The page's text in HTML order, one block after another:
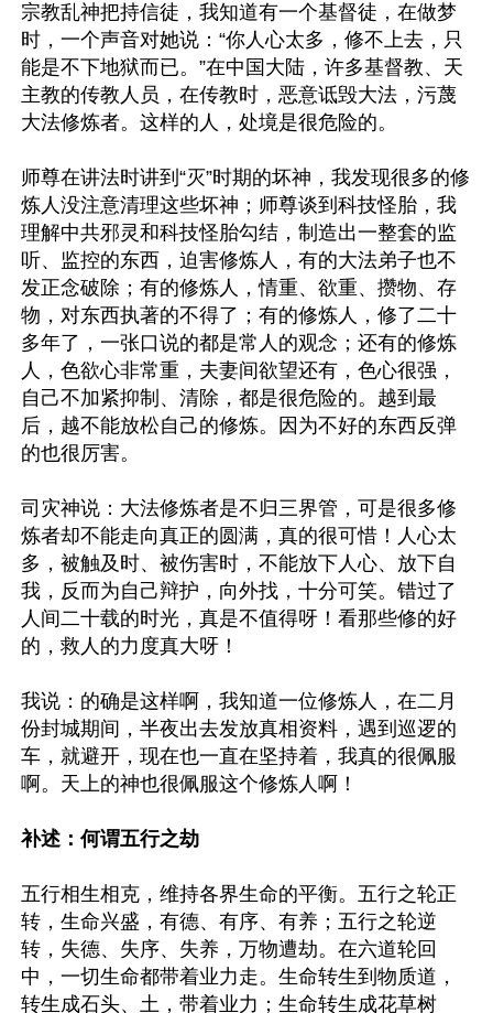
宗教乱神把持信徒，我知道有一个基督徒，在做梦
时，一个声音对她说：“你人心太多，修不上去，只
能是不下地狱而已。”在中国大陆，许多基督教、天
主教的传教人员，在传教时，恶意诋毁大法，污蔑
大法修炼者。这样的人，处境是很危险的。
师尊在讲法时讲到“灭”时期的坏神，我发现很多的修
炼人没注意清理这些坏神；师尊谈到科技怪胎，我
理解中共邪灵和科技怪胎勾结，制造出一整套的监
听、监控的东西，迫害修炼人，有的大法弟子也不
发正念破除；有的修炼人，情重、欲重、攒物、存
物，对东西执著的不得了；有的修炼人，修了二十
多年了，一张口说的都是常人的观念；还有的修炼
人，色欲心非常重，夫妻间欲望还有，色心很强，
自己不加紧抑制、清除，都是很危险的。越到最
后，越不能放松自己的修炼。因为不好的东西反弹
的也很厉害。
司灾神说：大法修炼者是不归三界管，可是很多修
炼者却不能走向真正的圆满，真的很可惜！人心太
多，被触及时、被伤害时，不能放下人心、放下自
我，反而为自己辩护，向外找，十分可笑。错过了
人间二十载的时光，真是不值得呀！看那些修的好
的，救人的力度真大呀！
我说：的确是这样啊，我知道一位修炼人，在二月
份封城期间，半夜出去发放真相资料，遇到巡逻的
车，就避开，现在也一直在坚持着，我真的很佩服
啊。天上的神也很佩服这个修炼人啊！
补述：何谓五行之劫
五行相生相克，维持各界生命的平衡。五行之轮正
转，生命兴盛，有德、有序、有养；五行之轮逆
转，失德、失序、失养，万物遭劫。在六道轮回
中，一切生命都带着业力走。生命转生到物质道，
转生成石头、土，带着业力；生命转生成花草树